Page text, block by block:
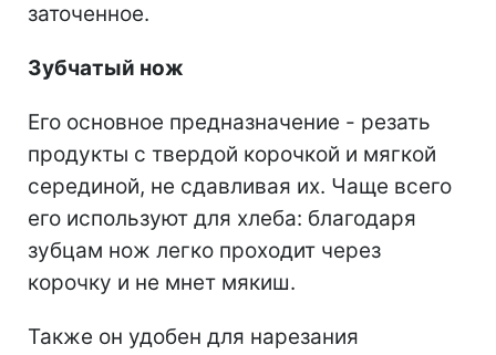
заточенное.
Зубчатый нож
Его основное предназначение - резать
продукты с твердой корочкой и мягкой
серединой, не сдавливая их. Чаще всего
его используют для хлеба: благодаря
зубцам нож легко проходит через
корочку и не мнет мякиш.
Также он удобен для нарезания